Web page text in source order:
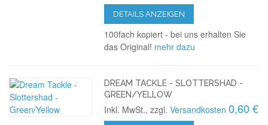
DETAILS ANZEIGEN
100fach kopiert - bei uns erhalten Sie
das Original! mehr dazu
DREAM TACKLE - SLOTTERSHAD -
GREEN/YELLOW
Inkl. MwSt., zzgl.Versandkosten 0,60 €